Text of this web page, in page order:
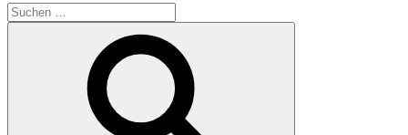
Suchen
nach: